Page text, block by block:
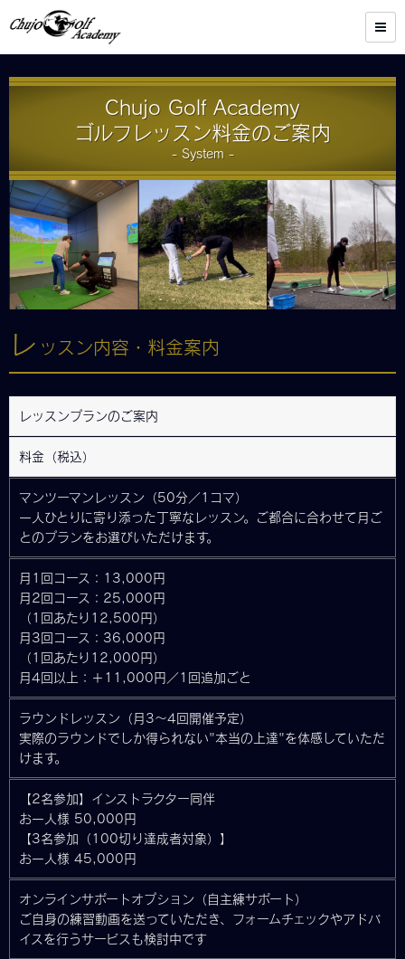
Chujo Golf Academy
ゴルフレッスン料金のご案内
- System -
レ ッスン内容・料金案内
レッスンプランのご案内
料金（税込）
マンツーマンレッスン（50分／1コマ）
一人ひとりに寄り添った丁寧なレッスン。ご都合に合わせて月ご
とのプランをお選びいただけます。
月1回コース：13,000円
月2回コース：25,000円
（1回あたり12,500円）
月3回コース：36,000円
（1回あたり12,000円）
月4回以上：＋11,000円／1回追加ごと
ラウンドレッスン（月3〜4回開催予定）
実際のラウンドでしか得られない"本当の上達"を体感していただ
けます。
【2名参加】インストラクター同伴
お一人様 50,000円
【3名参加（100切り達成者対象）】
お一人様 45,000円
オンラインサポートオプション（自主練サポート）
ご自身の練習動画を送っていただき、フォームチェックやアドバ
イスを行うサービスも検討中です